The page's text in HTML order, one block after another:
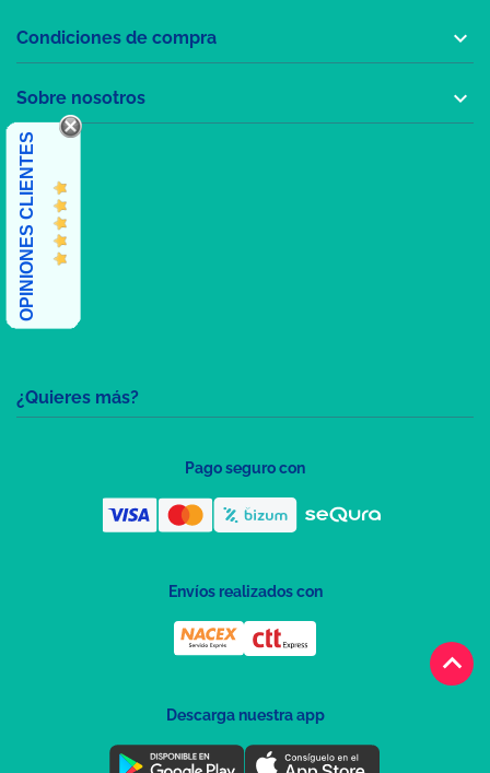
keyboard_arrow_up
¿Quieres más?
Condiciones de compra 
Sobre nosotros 
OPINIONES CLIENTES
Pago seguro con
Envíos realizados con
Descarga nuestra app